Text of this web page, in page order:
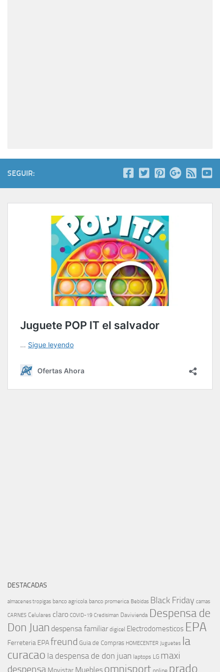
SEGUIR:
DESTACADAS
almacenes tropigas banco agricola banco promerica Bebidas Black Friday camas
CARNES Celulares claro COVID-19 Credisiman Davivienda Despensa de
Don Juan despensa familiar digicel Electrodomesticos EPA
Ferreteria EPAfreund Guia de Compras HOMECENTER Juguetes la
curacao la despensa de don juan laptops LG maxi
despensa Movistar Muebles omnisport online prado